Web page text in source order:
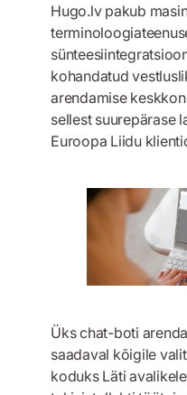
Hugo.lv pakub
kohandatud
arendamise
sellest suurepärase
Euroopa Liidu
Üks chat-boti
saadaval kõigile
koduks Läti